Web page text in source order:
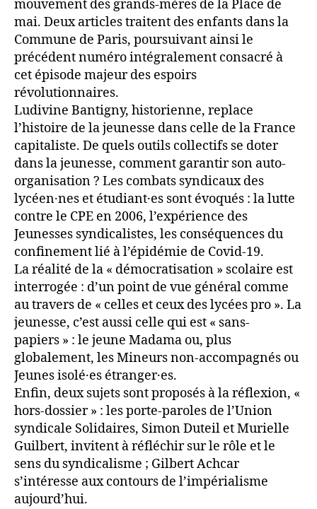
mouvement des grands-mères de la Place de
mai. Deux articles traitent des enfants dans la
Commune de Paris, poursuivant ainsi le
précédent numéro intégralement consacré à
cet épisode majeur des espoirs
révolutionnaires.
Ludivine Bantigny, historienne, replace
l’histoire de la jeunesse dans celle de la France
capitaliste. De quels outils collectifs se doter
dans la jeunesse, comment garantir son auto-
organisation ? Les combats syndicaux des
lycéen·nes et étudiant·es sont évoqués : la lutte
contre le CPE en 2006, l’expérience des
Jeunesses syndicalistes, les conséquences du
confinement lié à l’épidémie de Covid-19.
La réalité de la « démocratisation » scolaire est
interrogée : d’un point de vue général comme
au travers de « celles et ceux des lycées pro ». La
jeunesse, c’est aussi celle qui est « sans-
papiers » : le jeune Madama ou, plus
globalement, les Mineurs non-accompagnés ou
Jeunes isolé·es étranger·es.
Enfin, deux sujets sont proposés à la réflexion, «
hors-dossier » : les porte-paroles de l’Union
syndicale Solidaires, Simon Duteil et Murielle
Guilbert, invitent à réfléchir sur le rôle et le
sens du syndicalisme ; Gilbert Achcar
s’intéresse aux contours de l’impérialisme
aujourd’hui.